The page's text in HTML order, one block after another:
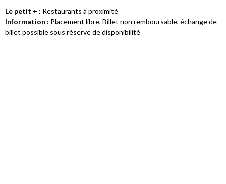
Le petit + : Restaurants à proximité
Information : Placement libre Billet non remboursable, échange de
billet possible sous réserve de disponibilité